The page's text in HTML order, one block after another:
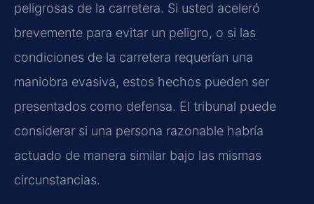
peligrosas de la carretera. Si usted aceleró
brevemente para evitar un peligro, o si las
condiciones de la carretera requerían una
maniobra evasiva, estos hechos pueden ser
presentados como defensa. El tribunal puede
considerar si una persona razonable habría
actuado de manera similar bajo las mismas
circunstancias.